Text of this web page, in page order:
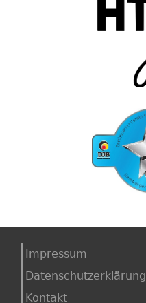
Impressum
Datenschutzerklärung
Kontakt